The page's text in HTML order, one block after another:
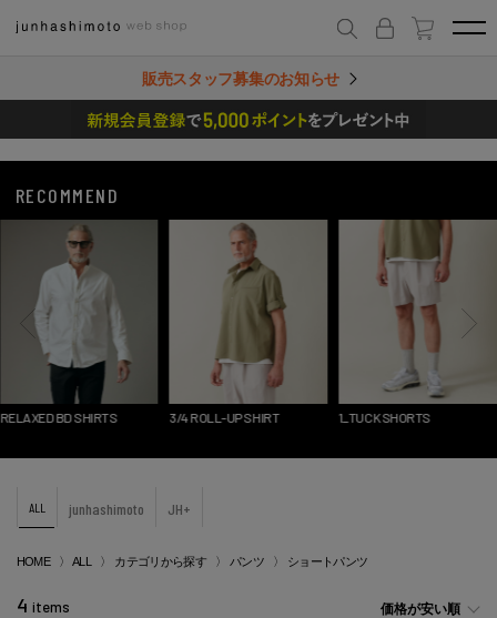
販売スタッフ募集のお知らせ
RECOMMEND
RELAXED BD SHIRTS 3/4 ROLL-UP SHIRT 1_TUCK SHORTS
ALL junhashimoto JH+
HOME ALL カテゴリから探す パンツ ショートパンツ
価格が安い順
4 items